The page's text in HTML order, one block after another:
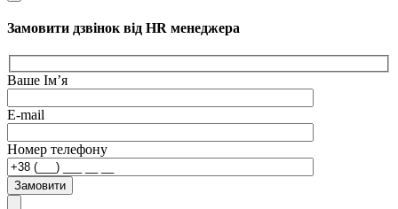
Замовити дзвінок від HR менеджера
Ваше Ім’я
E-mail
Номер телефону
Замовити